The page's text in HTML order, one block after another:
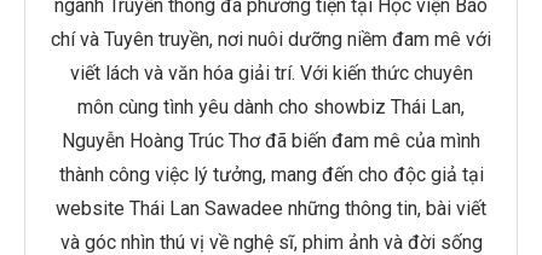
ngành Truyền thông đa phương tiện tại Học viện Báo
chí và Tuyên truyền, nơi nuôi dưỡng niềm đam mê với
viết lách và văn hóa giải trí. Với kiến thức chuyên
môn cùng tình yêu dành cho showbiz Thái Lan,
Nguyễn Hoàng Trúc Thơ đã biến đam mê của mình
thành công việc lý tưởng, mang đến cho độc giả tại
website Thái Lan Sawadee những thông tin, bài viết
và góc nhìn thú vị về nghệ sĩ, phim ảnh và đời sống